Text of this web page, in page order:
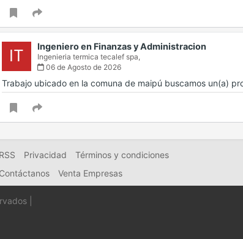
IT Ingeniero en Finanzas y Administracion
Ingenieria termica tecalef spa,
06 de Agosto de 2026
Trabajo ubicado en la comuna de maipú buscamos un(a)
RSS Privacidad
Términos y condiciones
Contáctanos
Venta Empresas
|